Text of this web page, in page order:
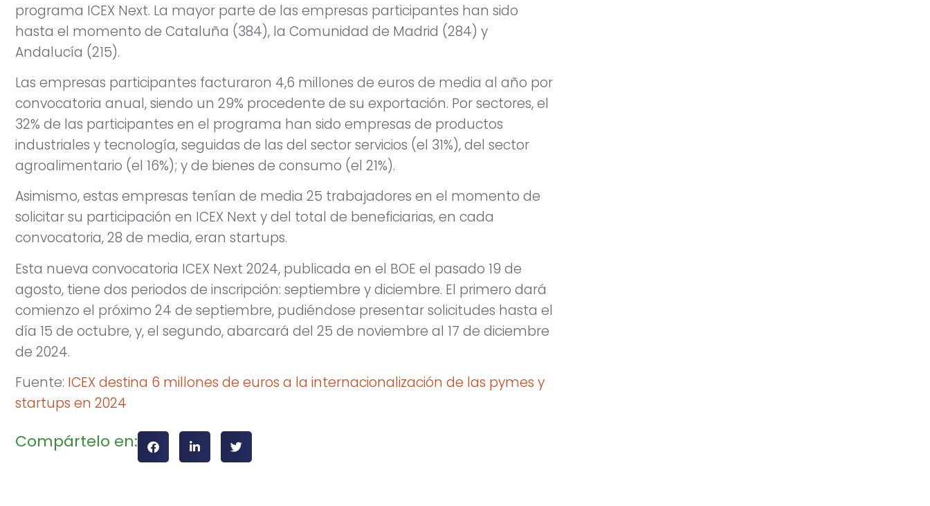
programa ICEX Next. La mayor parte de las empresas participantes han sido
hasta el momento de Cataluña (384), la Comunidad de Madrid (284) y
Andalucía (215).
Las empresas participantes facturaron 4,6 millones de euros de media al año por
convocatoria anual, siendo un 29% procedente de su exportación. Por sectores, el
32% de las participantes en el programa han sido empresas de productos
industriales y tecnología, seguidas de las del sector servicios (el 31%), del sector
agroalimentario (el 16%); y de bienes de consumo (el 21%).
Asimismo, estas empresas tenían de media 25 trabajadores en el momento de
solicitar su participación en ICEX Next y del total de beneficiarias, en cada
convocatoria, 28 de media, eran startups.
Esta nueva convocatoria ICEX Next 2024, publicada en el BOE el pasado 19 de
agosto, tiene dos periodos de inscripción: septiembre y diciembre. El primero dará
comienzo el próximo 24 de septiembre, pudiéndose presentar solicitudes hasta el
día 15 de octubre, y, el segundo, abarcará del 25 de noviembre al 17 de diciembre
de 2024.
Fuente: ICEX destina 6 millones de euros a la internacionalización de las pymes y
startups en 2024
Compártelo en: